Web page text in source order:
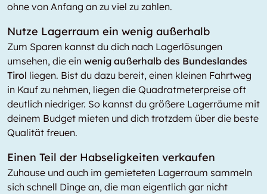
ohne von Anfang an zu viel zu zahlen.
Nutze Lagerraum ein wenig außerhalb
Zum Sparen kannst du dich nach Lagerlösungen
umsehen, die ein wenig außerhalb des Bundeslandes
Tirol liegen. Bist du dazu bereit, einen kleinen Fahrtweg
in Kauf zu nehmen, liegen die Quadratmeterpreise oft
deutlich niedriger. So kannst du größere Lagerräume mit
deinem Budget mieten und dich trotzdem über die beste
Qualität freuen.
Einen Teil der Habseligkeiten verkaufen
Zuhause und auch im gemieteten Lagerraum sammeln
sich schnell Dinge an, die man eigentlich gar nicht